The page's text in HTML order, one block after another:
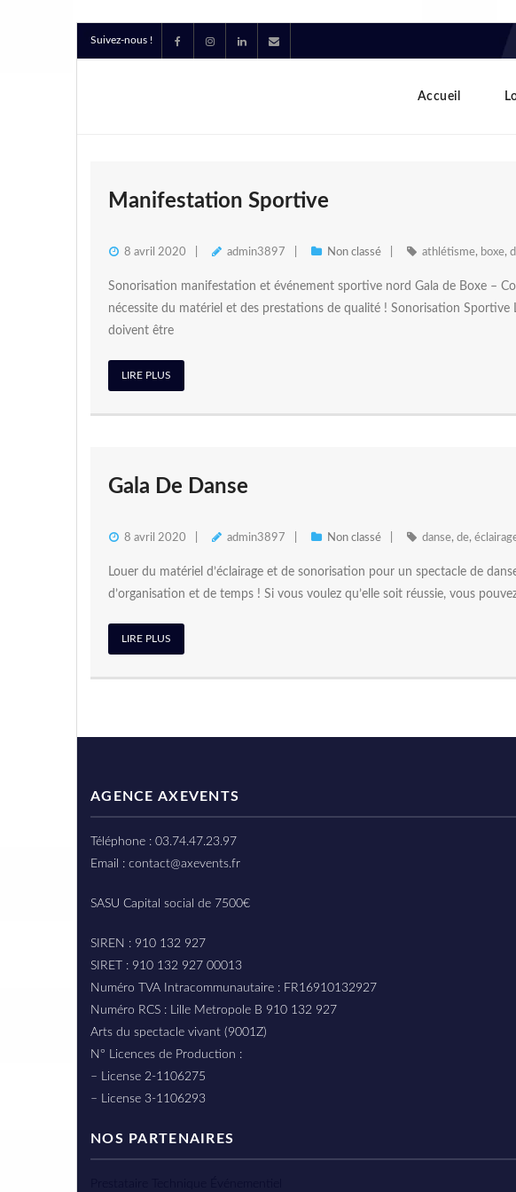
Suivez-nous !
Accueil
Manifestation Sportive
8 avril 2020 admin3897 Non classé athlétisme, boxe,
Sonorisation manifestation et événement sportive nord Gala de Boxe –
nécessite du matériel et des prestations de qualité ! Sonorisation
doivent être
LIRE PLUS
Gala De Danse
8 avril 2020 admin3897 Non classé danse, de,
Louer du matériel d’éclairage et de sonorisation pour un spectacle de
d’organisation et de temps ! Si vous voulez qu’elle soit réussie, vous
LIRE PLUS
AGENCE AXEVENTS
Téléphone : 03.74.47.23.97
Email : contact@axevents.fr
SASU Capital social de 7500€
SIREN : 910 132 927
SIRET : 910 132 927 00013
Numéro TVA Intracommunautaire : FR16910132927
Numéro RCS : Lille Metropole B 910 132 927
Arts du spectacle vivant (9001Z)
N° Licences de Production :
– License 2-1106275
– License 3-1106293
NOS PARTENAIRES